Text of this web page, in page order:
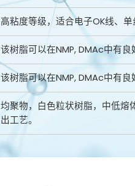
高粘度等级，适合电子OK线、单
该树脂可以在NMP, DMAc中有
该树脂可以在NMP, DMAc中有
均聚物，白色粒状树脂，中低熔
出工艺。